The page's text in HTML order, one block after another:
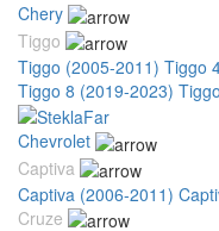
Chery
Tiggo
Tiggo (2005-2011) Tiggo
Tiggo 8 (2019-2023)
Chevrolet
Captiva
Captiva (2006-2011)
Cruze